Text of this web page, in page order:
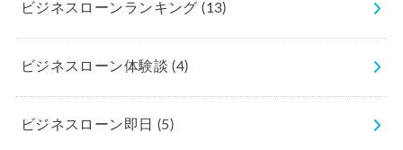
ビジネスローンランキング(13)
ビジネスローン体験談(4)
ビジネスローン即日 (5)